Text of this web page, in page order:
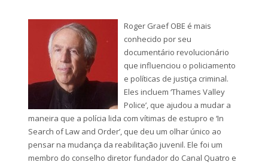
Roger Graef OBE é mais
conhecido por seu
documentário revolucionário
que influenciou o policiamento
e políticas de justiça criminal.
Eles incluem ‘Thames Valley
Police’, que ajudou a mudar a
maneira que a polícia lida com vítimas de estupro e ‘In
Search of Law and Order’, que deu um olhar único ao
pensar na mudança da reabilitação juvenil. Ele foi um
membro do conselho diretor fundador do Canal Quatro e